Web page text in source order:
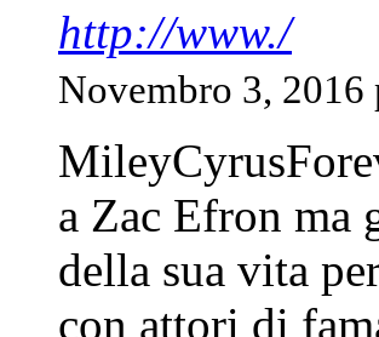
http://www./
Novembro 3, 2016
a Zac Efron ma
della sua vita
con attori di